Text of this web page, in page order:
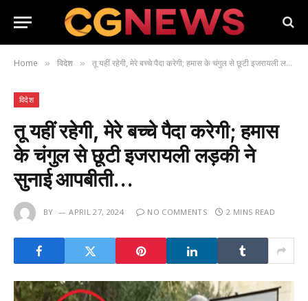
Home » विदेश » तू यहीं रहेगी, मेरे बच्चे पैदा करेगी; हमास के चंगुल से छूटी इजरायली लड़की ने सुनाई आपबीती…
विदेश
तू यहीं रहेगी, मेरे बच्चे पैदा करेगी; हमास
के चंगुल से छूटी इजरायली लड़की ने
सुनाई आपबीती…
BY APRIL 27, 2024 NO COMMENTS 2 MINS READ